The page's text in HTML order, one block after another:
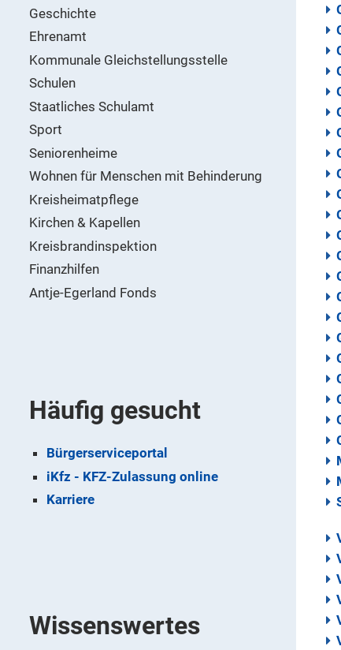
Geschichte
Ehrenamt
Kommunale Gleichstellungsstelle
Schulen
Staatliches Schulamt
Sport
Seniorenheime
Wohnen für Menschen mit Behinderung
Kreisheimatpflege
Kirchen & Kapellen
Kreisbrandinspektion
Finanzhilfen
Antje-Egerland Fonds
Häufig gesucht
Bürgerserviceportal
iKfz - KFZ-Zulassung online
Karriere
Wissenswertes